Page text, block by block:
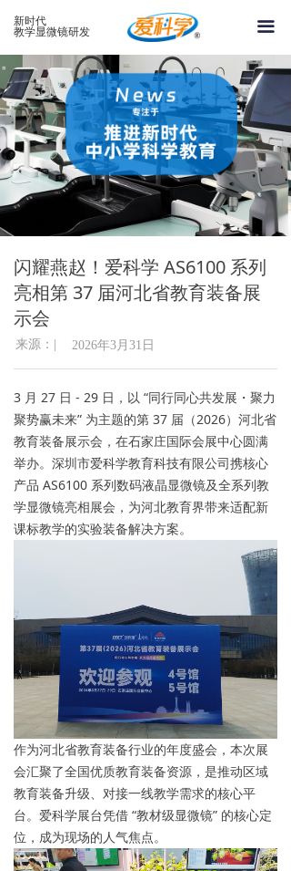
新时代
教学显微镜研发
끀
首页
产品系列
案例中心
新闻资讯
联系爱科学
在线留言
闪耀燕赵！爱科学 AS6100 系列
亮相第 37 届河北省教育装备展
示会
3 月 27 日 - 29 日，以 “同行同心共发展・聚力
聚势赢未来” 为主题的第 37 届（2026）河北省
教育装备展示会，在石家庄国际会展中心圆满
举办。深圳市爱科学教育科技有限公司携核心
产品 AS6100 系列数码液晶显微镜及全系列教
学显微镜亮相展会，为河北教育界带来适配新
课标教学的实验装备解决方案。
作为河北省教育装备行业的年度盛会，本次展
会汇聚了全国优质教育装备资源，是推动区域
教育装备升级、对接一线教学需求的核心平
台。爱科学展台凭借 “教材级显微镜” 的核心定
位，成为现场的人气焦点。
2026年3月31日
来源：|